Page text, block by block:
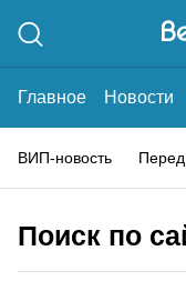
Главное Новости
ВИП-новость
Поиск по